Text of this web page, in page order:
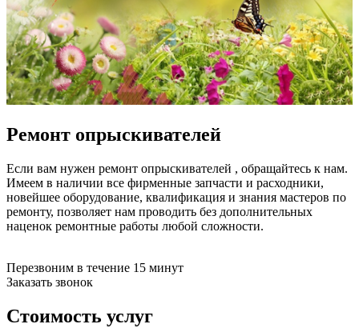
бензогенераторов
бензоножниц
бензопил
бензорезов
бензорезов
беспроводных систем мониторинга
беспроводных систем презентаций
бетоноломов
безменов
биноклей
блендеров
блинниц
блоков автоматики насосов
блоков диспетчеризации
блоков подключения
блоков управления
брошюраторов
Ремонт опрыскивателей
Если вам нужен ремонт опрыскивателей , обращайтесь к нам.
Имеем в наличии все фирменные запчасти и расходники,
новейшее оборудование, квалификация и знания мастеров по
ремонту, позволяет нам проводить без дополнительных
наценок ремонтные работы любой сложности.
Перезвоним в течение 15 минут
Заказать звонок
Стоимость услуг